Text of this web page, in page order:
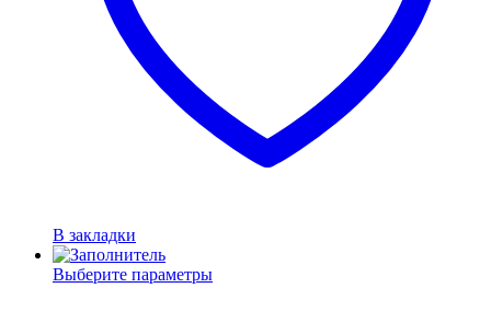
В закладки
Выберите параметры